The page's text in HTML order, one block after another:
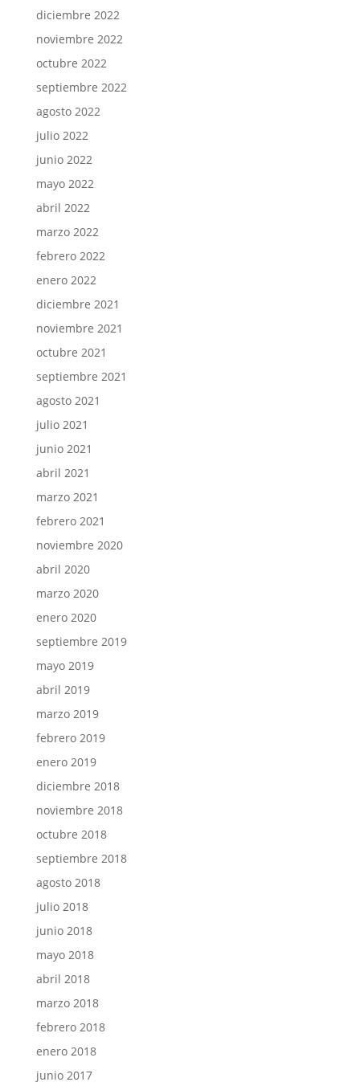
diciembre 2022
noviembre 2022
octubre 2022
septiembre 2022
agosto 2022
julio 2022
junio 2022
mayo 2022
abril 2022
marzo 2022
febrero 2022
enero 2022
diciembre 2021
noviembre 2021
octubre 2021
septiembre 2021
agosto 2021
julio 2021
junio 2021
abril 2021
marzo 2021
febrero 2021
noviembre 2020
abril 2020
marzo 2020
enero 2020
septiembre 2019
mayo 2019
abril 2019
marzo 2019
febrero 2019
enero 2019
diciembre 2018
noviembre 2018
octubre 2018
septiembre 2018
agosto 2018
julio 2018
junio 2018
mayo 2018
abril 2018
marzo 2018
febrero 2018
enero 2018
junio 2017